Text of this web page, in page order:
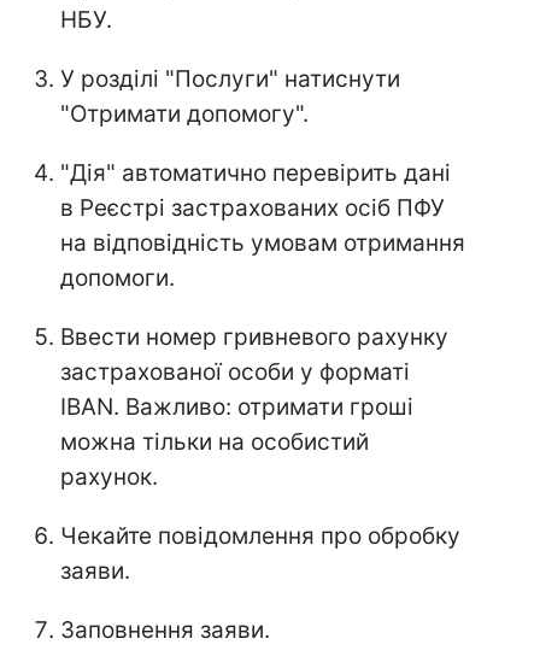
НБУ.
У розділі "Послуги" натиснути
"Отримати допомогу".
"Дія" автоматично перевірить дані
в Реєстрі застрахованих осіб ПФУ
на відповідність умовам отримання
допомоги.
Ввести номер гривневого рахунку
застрахованої особи у форматі
IBAN. Важливо: отримати гроші
можна тільки на особистий
рахунок.
Чекайте повідомлення про обробку
заяви.
Заповнення заяви.